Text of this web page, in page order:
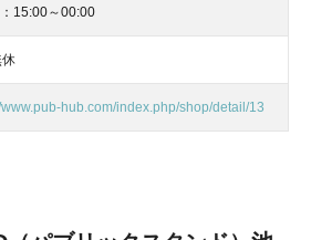
15:00～00:00
www.pub-hub.com/index.php/shop/detail/13